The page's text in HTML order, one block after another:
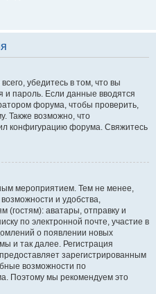
убедитесь в том, что вы
и пароль. Если данные вводятся
форума, чтобы проверить,
Также возможно, что
конфигурацию форума. Свяжитесь
мероприятием. Тем не менее,
и удобства,
(гостям): аватары, отправку и
по электронной почте, участие в
о появлении новых
и так далее. Регистрация
зарегистрированным
возможности по
Поэтому мы рекомендуем это